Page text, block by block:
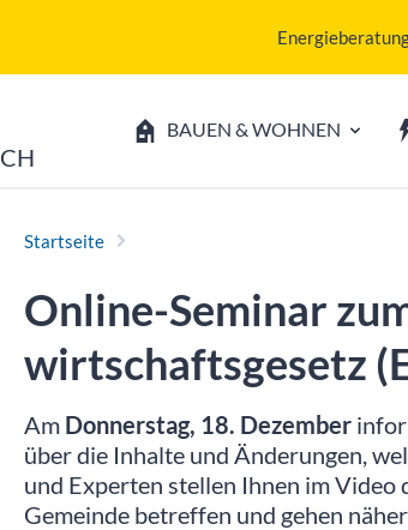
BAUEN & WOHNEN
Startseite
Online-Seminar
wirtschaftsgesetz
Am Donnerstag, 18. Dezember
über die Inhalte und Änderungen,
und Experten stellen Ihnen im
Gemeinde betreffen und gehen